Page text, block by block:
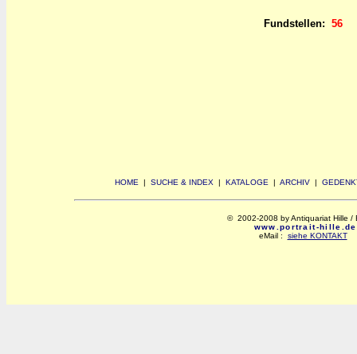
Fundstellen: 56
HOME | SUCHE & INDEX | KATALOGE | ARCHIV |
© 2002-2008 by Antiquariat Hille /
www.portrait-hille.de
eMail : siehe KONTAKT